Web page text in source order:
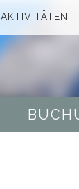
AKTIVITÄTEN